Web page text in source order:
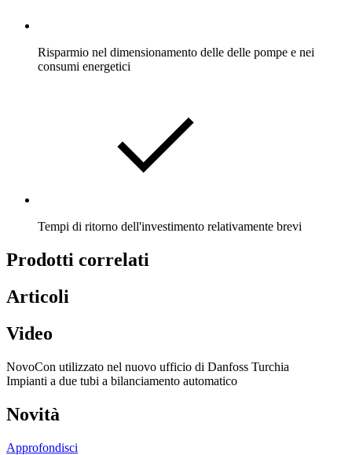
Risparmio nel dimensionamento delle delle pompe e nei
consumi energetici
Tempi di ritorno dell'investimento relativamente brevi
Prodotti correlati
Articoli
Video
NovoCon utilizzato nel nuovo ufficio di Danfoss Turchia
Impianti a due tubi a bilanciamento automatico
Novità
Approfondisci